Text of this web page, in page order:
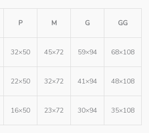
P M G GG
32×50 45×72 59×94 68×108
22×50 32×72 41×94 48×108
16×50 23×72 30×94 35×108